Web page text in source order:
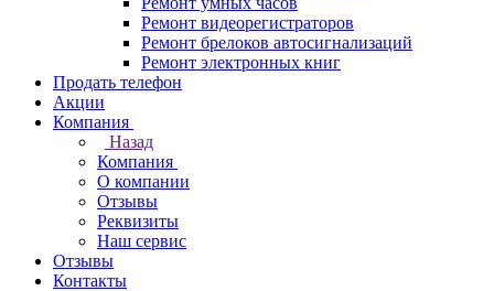
Ремонт видеорегистраторов
Ремонт брелоков автосигнализаций
Ремонт электронных книг
Продать телефон
Акции
Компания
Назад
Компания
О компании
Отзывы
Реквизиты
Наш сервис
Отзывы
Контакты